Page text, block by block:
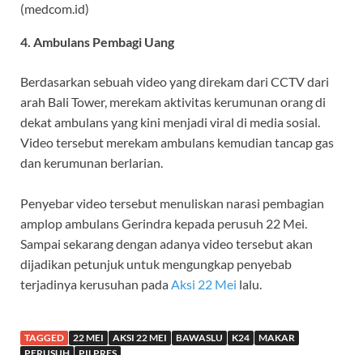
(medcom.id)
4. Ambulans Pembagi Uang
Berdasarkan sebuah video yang direkam dari CCTV dari
arah Bali Tower, merekam aktivitas kerumunan orang di
dekat ambulans yang kini menjadi viral di media sosial.
Video tersebut merekam ambulans kemudian tancap gas
dan kerumunan berlarian.
Penyebar video tersebut menuliskan narasi pembagian
amplop ambulans Gerindra kepada perusuh 22 Mei.
Sampai sekarang dengan adanya video tersebut akan
dijadikan petunjuk untuk mengungkap penyebab
terjadinya kerusuhan padaAksi 22 Mei lalu.
TAGGED 22 MEI AKSI 22 MEI BAWASLU K24
MAKAR